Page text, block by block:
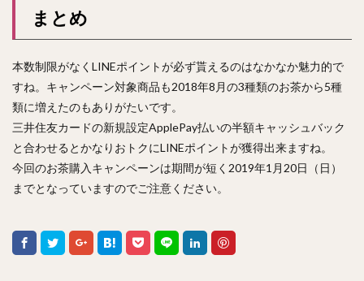
まとめ
本数制限がなくLINEポイントが必ず貰えるのはなかなか魅力的で
すね。キャンペーン対象商品も2018年8月の3種類のお茶から5種
類に増えたのもありがたいです。
三井住友カードの新規設定ApplePay払いの半額キャッシュバック
と合わせるとかなりおトクにLINEポイントが獲得出来ますね。
今回のお茶購入キャンペーンは期間が短く2019年1月20日（日）
までとなっていますのでご注意ください。